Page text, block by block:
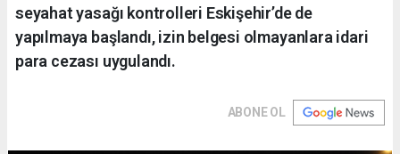
seyahat yasağı kontrolleri Eskişehir’de de
yapılmaya başlandı, izin belgesi olmayanlara idari
para cezası uygulandı.
ABONE OL